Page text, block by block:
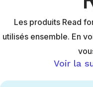
2. Recherchez des
Read » dans la
3. Cliquez sur
Transcripts,
4. Cliquez sur
l'option « Demander
place, le
Les produits Read
utilisés ensemble. En
Voir la